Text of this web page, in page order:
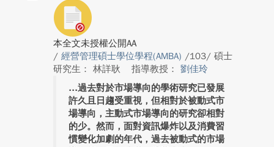
本全文未授權公開AA
/ 經營管理碩士學位學程(AMBA) /103/ 碩士
研究生： 林詳耿
指導教授： 劉佳玲
過去對於市場導向的學術研究已發展
許久且日趨受重視，但相對於被動式市
場導向，主動式市場導向的研究卻相對
的少。然而，面對資訊爆炸以及消費習
慣變化加劇的年代，過去被動式的市場